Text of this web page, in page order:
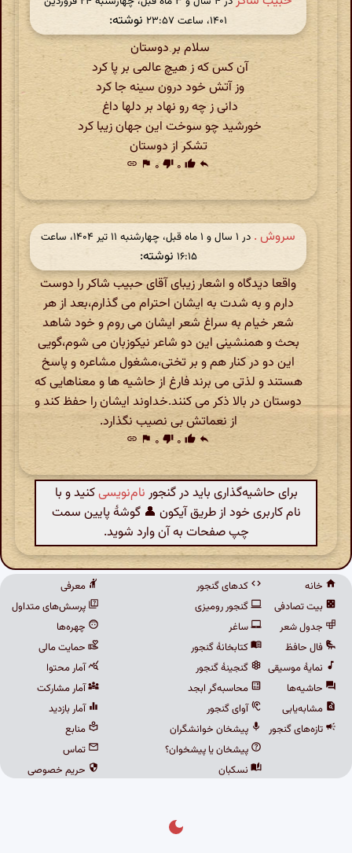
۱۴۰۱، ساعت ۲۳:۵۷
نوشته:
سلام بر دوستان
آن کس که ز هیچ عالمی بر پا کرد
وز آتش خود درون سینه جا کرد
دانی ز چه رو نهاد بر دلها داغ
خورشید چو سوخت این جهان زیبا کرد
تشکر از دوستان
reply
thumb_up ۰ thumb_down ۰ flag
link
سروش .
در ‫۱ سال و ۱ ماه قبل، چهارشنبه ۱۱ تیر ۱۴۰۴، ساعت
۱۶:۱۵ نوشته:
واقعا دیدگاه و اشعار زیبای آقای حبیب شاکر را دوست
دارم و به شدت به ایشان احترام می گذارم،بعد از هر
شعر خیام به سراغ شعر ایشان می روم و خود شاهد
بحث و همنشینی این دو شاعر نیکوزبان می شوم،گویی
این دو در کنار هم و بر تختی،مشغول مشاعره و پاسخ
هستند و لذتی می برند فارغ از حاشیه ها و معناهایی که
دوستان در بالا ذکر می کنند.خداوند ایشان را حفظ کند و
از نعماتش بی نصیب نگذارد.
reply
thumb_up ۰ thumb_down ۰ flag
link
برای حاشیه‌گذاری باید در گنجور نام‌نویسیکنید و با
نام کاربری خود از طریق آیکون 👤 گوشهٔ پایین سمت
چپ صفحات به آن وارد شوید.
خانه
بیت تصادفی
جدول شعر
فال حافظ
نمایهٔ موسیقی
حاشیه‌ها
مشابه‌یابی
تازه‌های گنجور
کدهای گنجور
گنجور رومیزی
ساغر
کتابخانهٔ گنجور
گنجینهٔ گنجور
محاسبه‌گر ابجد
آوای گنجور
پیشخان خوانشگران
پیشخان یا پیشخوان؟
نسکبان
معرفی
پرسش‌های متداول
چهره‌ها
حمایت مالی
آمار محتوا
آمار مشارکت
آمار بازدید
منابع
تماس
حریم خصوصی